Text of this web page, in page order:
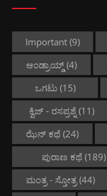
Important (9)
ಆಂಡ್ರಾಯ್ಡ್(4)
ಒಗಟು(15)
ಕ್ವಿಜ್ - ರಸಪ್ರಶ್ನೆ(11)
ಝೆನ್ ಕಥೆ(24)
ಪುರಾಣ ಕಥೆ (189)
ಮಂತ್ರ - ಸ್ತೋತ್ರ(44)